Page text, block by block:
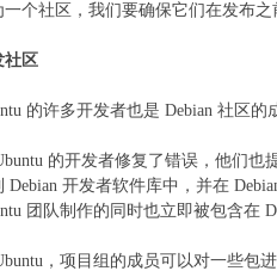
一个社区，我们要确保它们在发布
社区
的许多开发者也是 Debian 社区
的开发者修复了错误，他们
Debian 开发者软件库中，并在
团队制作的同时也立即被包含在
，项目组的成员可以对一些包